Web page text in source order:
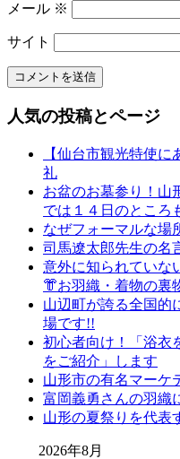
メール ※
サイト
人気の投稿とページ
【仙台市観光特使
礼
お盆のお墓参り！山
では１４日のところ
なぜフォーマルな場
司馬遼太郎先生の名
意外に知られていな
👘お羽織・着物の裏
山辺町が誇る全国的
場です!!
初心者向け！「浴衣
をご紹介」します
山形市の有名マーケ
富岡義勇さんの羽織
山形の夏祭りを代表
2026年8月